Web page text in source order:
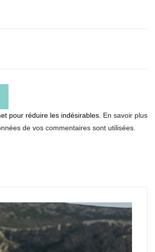
pour réduire les indésirables. En savoir plus
de vos commentaires sont utilisées